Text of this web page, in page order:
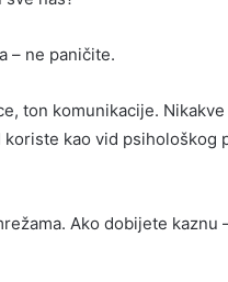
– ne paničite.
ton komunikacije.
kao vid psihološkog
Ako dobijete kaznu